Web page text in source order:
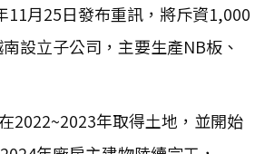
11月25日發布重訊，將斥資1,000
設立子公司，主要生產NB板、
2022~2023年取得土地，並開始